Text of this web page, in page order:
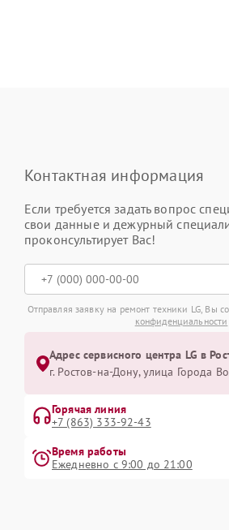
Контактная информация
Если требуется задать вопрос
свои данные и дежурный
проконсультирует Вас!
Отправляя заявку на ремонт техники LG, Вы
конфиденциальности
Адрес сервисного центра LG в
г. Ростов-на-Дону, улица Города
Горячая линия
+7 (863) 333-92-43
Время работы
Ежедневно с 9:00 до 21:00